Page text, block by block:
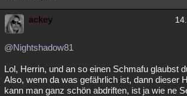
ackey
@Nightshadow81
Lol, Herrin, und an so einen Schmafu glaubst
Also, wenn da was gefährlich ist, dann dieser
kann man ganz schön abdriften, ist ja wie ne